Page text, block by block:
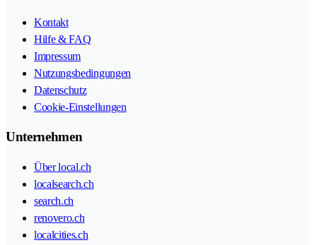
Kontakt
Hilfe & FAQ
Impressum
Nutzungsbedingungen
Datenschutz
Cookie-Einstellungen
Unternehmen
Über local.ch
localsearch.ch
search.ch
renovero.ch
localcities.ch